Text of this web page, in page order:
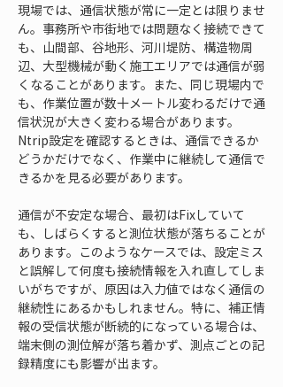
現場では、通信状態が常に一定とは限りませ
ん。事務所や市街地では問題なく接続できて
も、山間部、谷地形、河川堤防、構造物周
辺、大型機械が動く施工エリアでは通信が弱
くなることがあります。また、同じ現場内で
も、作業位置が数十メートル変わるだけで通
信状況が大きく変わる場合があります。
Ntrip設定を確認するときは、通信できるか
どうかだけでなく、作業中に継続して通信で
きるかを見る必要があります。
通信が不安定な場合、最初はFixしていて
も、しばらくすると測位状態が落ちることが
あります。このようなケースでは、設定ミス
と誤解して何度も接続情報を入れ直してしま
いがちですが、原因は入力値ではなく通信の
継続性にあるかもしれません。特に、補正情
報の受信状態が断続的になっている場合は、
端末側の測位解が落ち着かず、測点ごとの記
録精度にも影響が出ます。